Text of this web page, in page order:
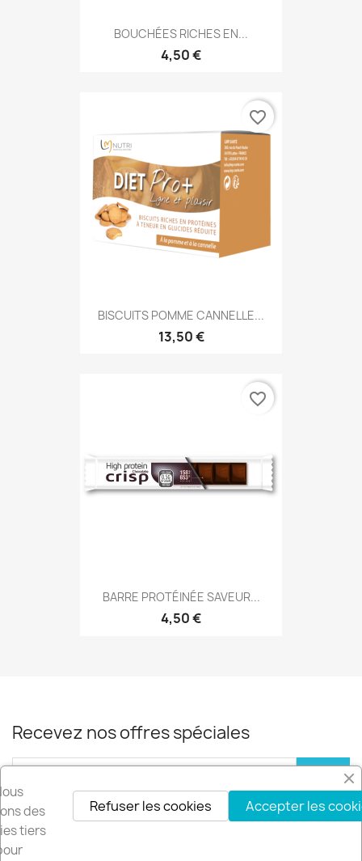
BOUCHÉES RICHES EN...
4,50 €
BISCUITS POMME CANNELLE...
13,50 €
favorite_border
BARRE PROTÉINÉE SAVEUR...
4,50 €
favorite_border
Recevez nos offres spéciales
Vous pouvez vous désinscrire à tout moment. Vous trouverez pour cela
nos informations de contact dans les conditions d'utilisation du site.
des
tiers
Accepter les
Refuser les cookies